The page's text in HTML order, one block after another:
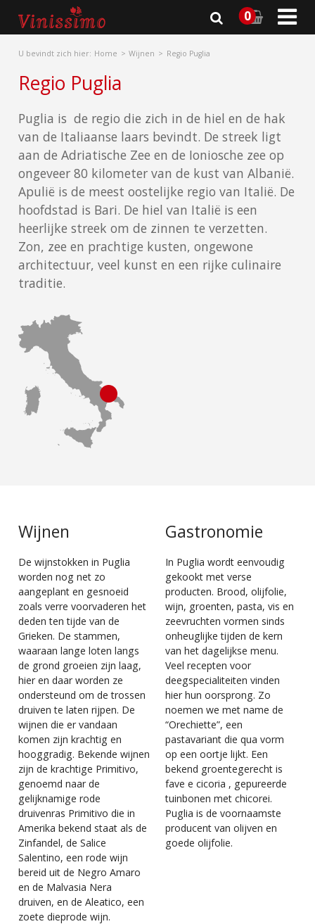
0 
U bevindt zich hier: Home Wijnen Regio Puglia
Regio Puglia
Puglia is de regio die zich in de hiel en de hak
van de Italiaanse laars bevindt. De streek ligt
aan de Adriatische Zee en de Ioniosche zee op
ongeveer 80 kilometer van de kust van Albanië.
Apulië is de meest oostelijke regio van Italië. De
hoofdstad is Bari. De hiel van Italië is een
heerlijke streek om de zinnen te verzetten.
Zon, zee en prachtige kusten, ongewone
architectuur, veel kunst en een rijke culinaire
traditie.
Wijnen
De wijnstokken in Puglia
worden nog net zo
aangeplant en gesnoeid
zoals verre voorvaderen het
deden ten tijde van de
Grieken. De stammen,
waaraan lange loten langs
de grond groeien zijn laag,
hier en daar worden ze
ondersteund om de trossen
druiven te laten rijpen. De
wijnen die er vandaan
komen zijn krachtig en
hooggradig. Bekende wijnen
zijn de krachtige Primitivo,
genoemd naar de
gelijknamige rode
druivenras Primitivo die in
Amerika bekend staat als de
Zinfandel, de Salice
Salentino, een rode wijn
bereid uit de Negro Amaro
en de Malvasia Nera
druiven, en de Aleatico, een
zoete dieprode wijn.
Gastronomie
In Puglia wordt eenvoudig
gekookt met verse
producten. Brood, olijfolie,
wijn, groenten, pasta, vis en
zeevruchten vormen sinds
onheuglijke tijden de kern
van het dagelijkse menu.
Veel recepten voor
deegspecialiteiten vinden
hier hun oorsprong. Zo
noemen we met name de
“Orechiette”, een
pastavariant die qua vorm
op een oortje lijkt. Een
bekend groentegerecht is
fave e cicoria , gepureerde
tuinbonen met chicorei.
Puglia is de voornaamste
producent van olijven en
goede olijfolie.